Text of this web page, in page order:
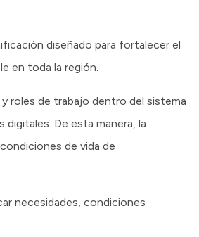
diseñado para fortalecer el
en toda la región.
roles de trabajo dentro del sistema
De esta manera, la
de vida de
necesidades, condiciones